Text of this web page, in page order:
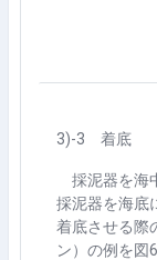
3)-3 着底
採泥器を海
採泥器を海底
着底させる際
ン）の例を図6